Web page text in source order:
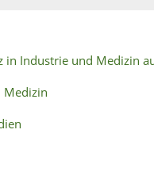
Industrie und Medizin
Medizin